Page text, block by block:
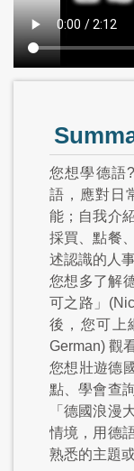
您想學德語
語，應對日
能；自我介
採買、點餐
述認識的人
您想多了解
可之路」
後，您可上
German) 觀
您想壯遊德
點、學會查
「德國浪漫
情境，用德
熟悉的主題